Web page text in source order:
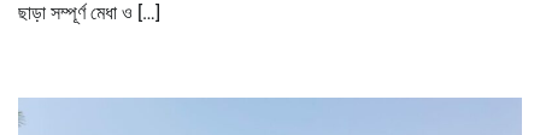
ছাড়া সম্পূর্ণ মেধা ও […]